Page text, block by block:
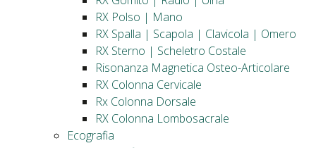
RX Polso | Mano
RX Spalla | Scapola | Clavicola | Omero
RX Sterno | Scheletro Costale
Risonanza Magnetica Osteo-Articolare
RX Colonna Cervicale
Rx Colonna Dorsale
RX Colonna Lombosacrale
Ecografia